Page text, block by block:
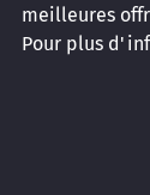
meilleures
Pour plus